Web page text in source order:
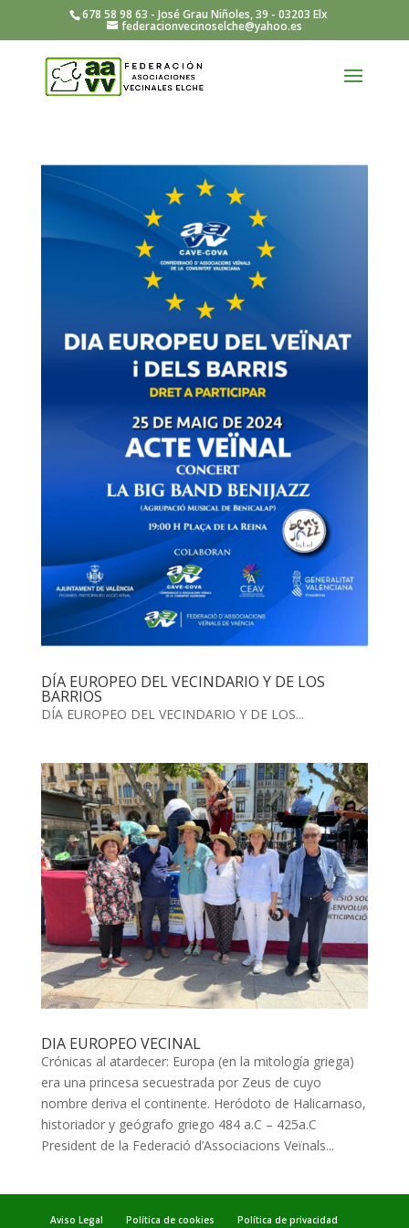
678 58 98 63 - José Grau Niñoles, 39 - 03203 Elx
federacionvecinoselche@yahoo.es
DÍA EUROPEO DEL VECINDARIO Y DE LOS
BARRIOS
DÍA EUROPEO DEL VECINDARIO Y DE LOS...
DIA EUROPEO VECINAL
Crónicas al atardecer: Europa (en la mitología griega)
era una princesa secuestrada por Zeus de cuyo
nombre deriva el continente. Heródoto de Halicarnaso,
historiador y geógrafo griego 484 a.C – 425a.C
President de la Federació d’Associacions Veïnals...
Aviso Legal Política de cookies Política de privacidad